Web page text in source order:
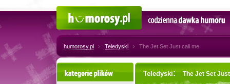
Codzienna dawka humoru
humorosy.pl Teledyski The Jet Set Just call me
Teledyski: The Jet Set
Kategorie plików